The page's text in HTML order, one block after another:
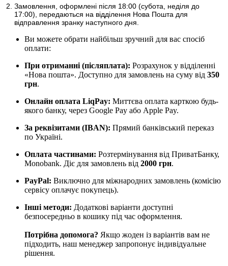
Замовлення, оформлені після 18:00 (субота, неділя до
17:00), передаються на відділення Нова Пошта для
відправлення зранку наступного дня.
Ви можете обрати найбільш зручний для вас спосіб
оплати:
При отриманні (післяплата): Розрахунок у відділенні
«Нова пошта». Доступно для замовлень на суму від 350
грн.
Онлайн оплата LiqPay: Миттєва оплата карткою будь-
якого банку, через Google Pay або Apple Pay.
За реквізитами (IBAN): Прямий банківський переказ
по Україні.
Оплата частинами: Розтермінування від ПриватБанку,
Monobank. Діє для замовлень від 2000 грн.
PayPal: Виключно для міжнародних замовлень (комісію
сервісу оплачує покупець).
Інші методи: Додаткові варіанти доступні
безпосередньо в кошику під час оформлення.
Потрібна допомога? Якщо жоден із варіантів вам не
підходить, наш менеджер запропонує індивідуальне
рішення.